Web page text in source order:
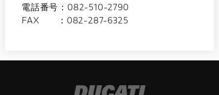
電話番号：082-510-2790
FAX ：082-287-6325